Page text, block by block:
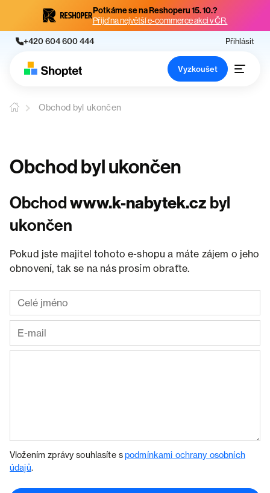
Potkáme se na Reshoperu 15. 10.?
Přijď na největší e-commerce akci v ČR.
+420 604 600 444 Přihlásit
Vyzkoušet
Obchod byl ukončen
Obchod byl ukončen
Obchodwww.k-nabytek.cz byl
ukončen
Pokud jste majitel tohoto e-shopu a máte zájem o jeho
obnovení, tak se na nás prosím obraťte.
Vložením zprávy souhlasíte spodmínkami ochrany osobních
údajů.